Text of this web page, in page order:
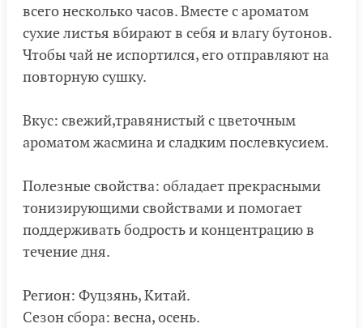
всего несколько часов. Вместе с ароматом
сухие листья вбирают в себя и влагу бутонов.
Чтобы чай не испортился, его отправляют на
повторную сушку.
Вкус: свежий,травянистый с цветочным
ароматом жасмина и сладким послевкусием.
Полезные свойства: обладает прекрасными
тонизирующими свойствами и помогает
поддерживать бодрость и концентрацию в
течение дня.
Регион: Фуцзянь, Китай.
Сезон сбора: весна, осень.